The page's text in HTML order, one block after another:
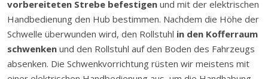
vorbereiteten Strebe befestigen und mit der elektrischen
Handbedienung den Hub bestimmen. Nachdem die Höhe der
Schwelle überwunden wird, den Rollstuhl in den Kofferraum
schwenken und den Rollstuhl auf den Boden des Fahrzeugs
absenken. Die Schwenkvorrichtung rüsten wir meistens mit